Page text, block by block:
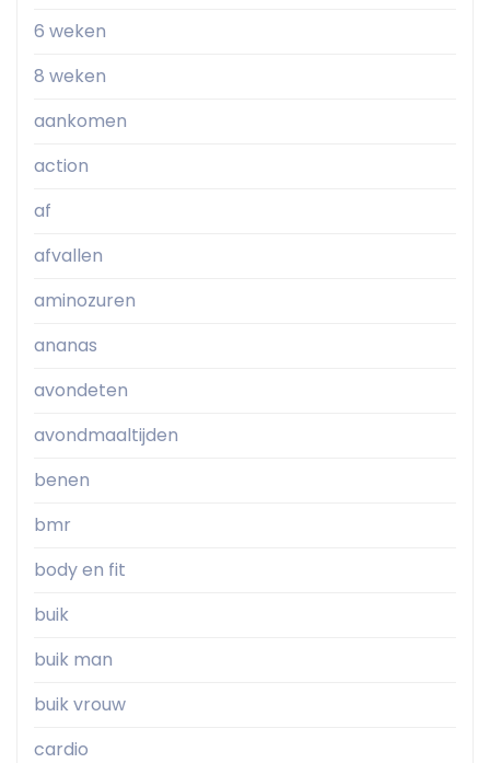
6 weken
8 weken
aankomen
action
af
afvallen
aminozuren
ananas
avondeten
avondmaaltijden
benen
bmr
body en fit
buik
buik man
buik vrouw
cardio